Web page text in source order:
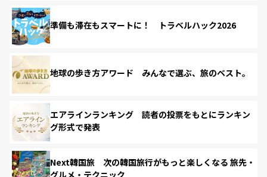
準備も滞在もスマートに！ トラベルハック2026
地球の歩き方アワード みんなで選ぶ、旅のベスト。
エアラインランキング 読者の投票をもとにランキン
グ形式で発表
Next韓国旅 次の韓国旅行がもっと楽しくなる 旅先・
グルメ・テクニック